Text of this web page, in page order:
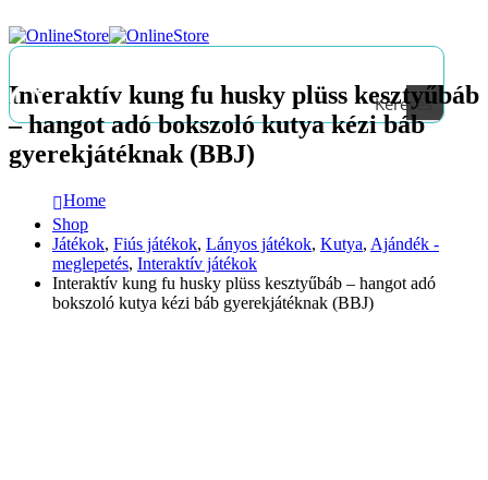
Keresés
Interaktív kung fu husky plüss kesztyűbáb
– hangot adó bokszoló kutya kézi báb
gyerekjátéknak (BBJ)
Home
Shop
Játékok, Fiús játékok, Lányos játékok, Kutya, Ajándék -
meglepetés, Interaktív játékok
Interaktív kung fu husky plüss kesztyűbáb – hangot adó
bokszoló kutya kézi báb gyerekjátéknak (BBJ)